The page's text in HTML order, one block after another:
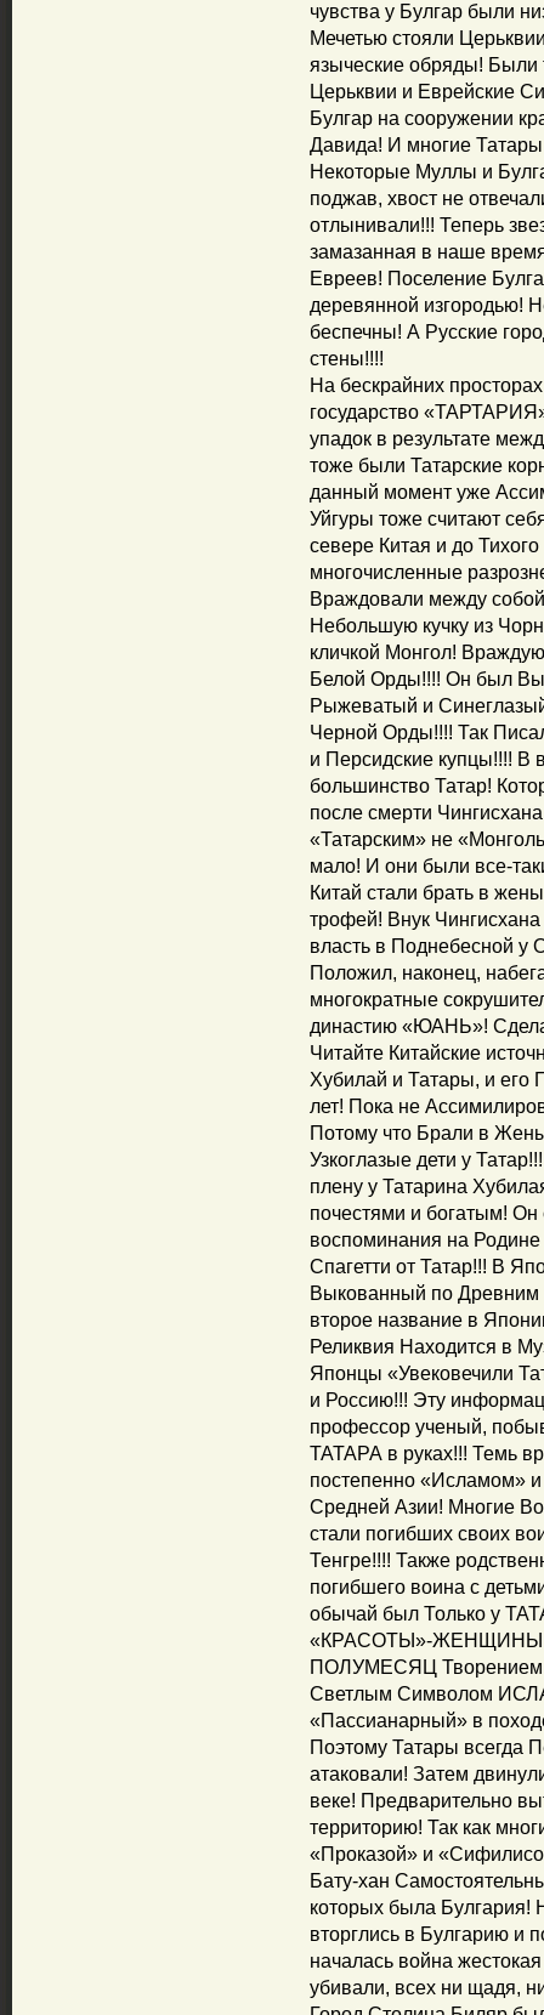
чувства у Булгар были
Мечетью стояли
языческие обряды! Были
Церьквии и Еврейские
Булгар на сооружении
Давида! И многие
Некоторые Муллы и
поджав, хвост не
отлынивали!!! Теперь
замазанная в наше
Евреев! Поселение
деревянной изгородью!
беспечны! А Русские
стены!!!!
На бескрайних
государство
упадок в результате
тоже были Татарские
данный момент уже
Уйгуры тоже считают
севере Китая и до
многочисленные
Враждовали между
Небольшую кучку из
кличкой Монгол!
Белой Орды!!!! Он был
Рыжеватый и
Черной Орды!!!! Так
и Персидские купцы!!!!
большинство Татар!
после смерти
«Татарским» не
мало! И они были все-
Китай стали брать в
трофей! Внук
власть в Поднебесной у
Положил, наконец,
многократные
династию «ЮАНЬ»!
Читайте Китайские
Хубилай и Татары, и его
лет! Пока не
Потому что Брали в
Узкоглазые дети у
плену у Татарина
почестями и богатым!
воспоминания на
Спагетти от Татар!!! В
Выкованный по Древним
второе название в
Реликвия Находится в
Японцы «Увековечили
и Россию!!! Эту
профессор ученый,
ТАТАРА в руках!!! Темь
постепенно «Исламом»
Средней Азии! Многие
стали погибших своих
Тенгре!!!! Также
погибшего воина с
обычай был Только у
«КРАСОТЫ»-ЖЕНЩИНЫ
ПОЛУМЕСЯЦ Творением
Светлым Символом
«Пассианарный» в
Поэтому Татары всегда
атаковали! Затем
веке! Предварительно
территорию! Так как
«Проказой» и
Бату-хан
которых была
вторглись в Булгарию и
началась война
убивали, всех ни щадя,